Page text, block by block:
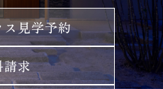
見学予約
請求